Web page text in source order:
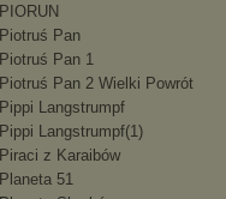
PIORUN
Piotruś Pan
Piotruś Pan 1
Piotruś Pan 2 Wielki Powrót
Pippi Langstrumpf
Pippi Langstrumpf(1)
Piraci z Karaibów
Planeta 51